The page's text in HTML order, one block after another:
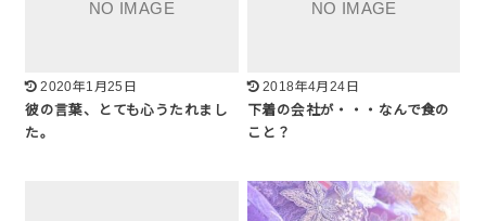
2020年1月25日
彼の言葉、とても心うたれまし
た。
2018年4月24日
下着の会社が・・・なんで食の
こと？